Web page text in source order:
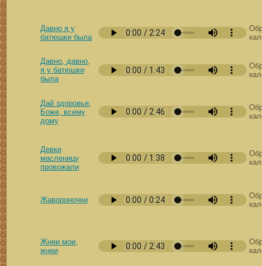
Давно я у
батюшки была
Давно, давно,
я у батюшки
была
Дай здоровья,
Боже, всему
дому
Девки
масленицу
провожали
Жавороночки
Жнеи мои,
жнеи